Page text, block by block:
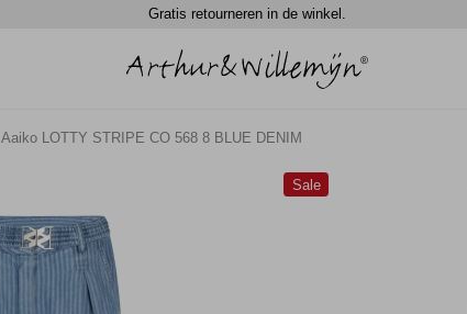
Gratis retourneren in de winkel.
Aaiko LOTTY STRIPE CO 568 8 BLUE DENIM
Sale